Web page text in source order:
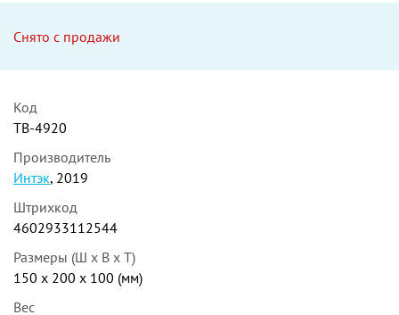
Снято с продажи
Код
ТВ-4920
Производитель
Интэк, 2019
Штрихкод
4602933112544
Размеры (Ш x В x Т)
150 x 200 x 100 (мм)
Вес